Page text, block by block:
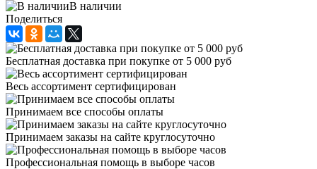
В наличии
Поделиться
Бесплатная доставка при покупке от 5 000 руб
Весь ассортимент сертифицирован
Принимаем все способы оплаты
Принимаем заказы на сайте круглосуточно
Профессиональная помощь в выборе часов